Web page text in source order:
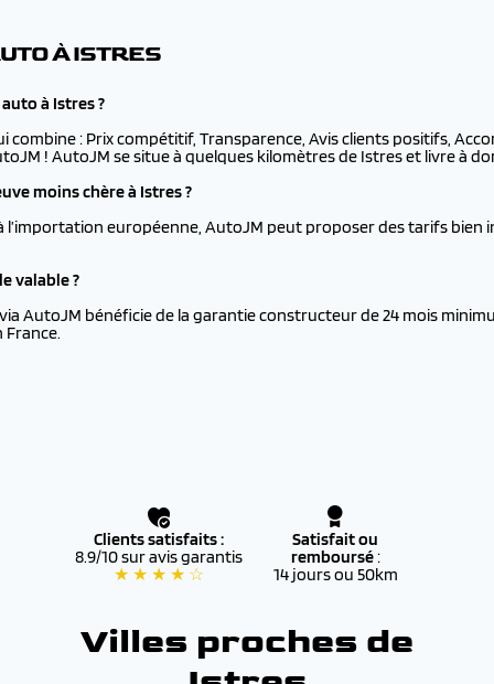
À ISTRES
à Istres ?
combine : Prix compétitif, Transparence, Avis clients positifs,
! AutoJM se situe à quelques kilomètres de Istres et livre à
moins chère à Istres ?
l’importation européenne, AutoJM peut proposer des tarifs bien
valable ?
AutoJM bénéficie de la garantie constructeur de 24 mois
Clients satisfaits :
8.9/10 sur avis garantis
★ ★ ★ ★ ☆
Satisfait ou
remboursé:
14 jours ou 50km
Villes proches de